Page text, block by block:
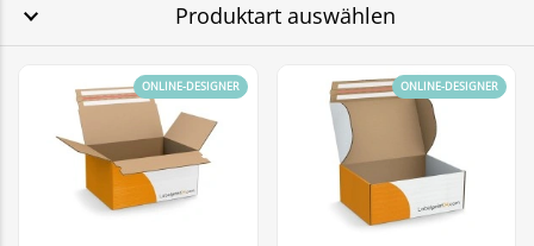
Produktart auswählen
ONLINE-DESIGNER ONLINE-DESIGNER